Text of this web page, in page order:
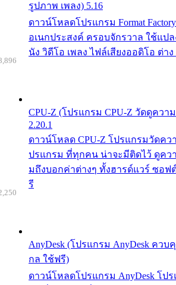
รูปภาพ เพลง) 5.16
ดาวน์โหลดโปรแกรม Format
อเนกประสงค์ ครอบจักรวาล ใช้แป
นัง วิดีโอ เพลง ไฟล์เสียงออดิโอ ต่าง
CPU-Z (โปรแกรม CPU-Z วัดดูควา
2.20.1
ดาวน์โหลด CPU-Z โปรแกรมวัดคว
ปรแกรม ที่ทุกคน น่าจะมีติดไว้ ดูควา
มถึงบอกค่าต่างๆ ทั้งฮารด์แวร์ ซอฟ
รี
AnyDesk (โปรแกรม AnyDesk คว
กล ใช้ฟรี)
ดาวน์โหลดโปรแกรม AnyDesk โป